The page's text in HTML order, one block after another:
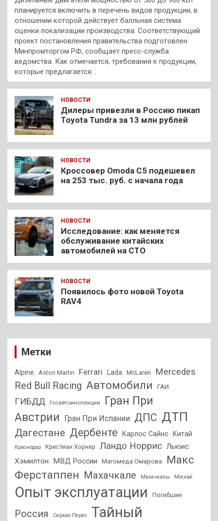
планируется включить в перечень видов продукции, в
отношении которой действует балльная система
оценки локализации производства. Соответствующий
проект постановления правительства подготовлен
Минпромторгом РФ, сообщает пресс-служба
ведомства. Как отмечается, требования к продукции,
которые предлагается…
НОВОСТИ
Дилеры привезли в Россию пикап
Toyota Tundra за 13 млн рублей
НОВОСТИ
Кроссовер Omoda C5 подешевел
на 253 тыс. руб. с начала года
НОВОСТИ
Исследование: как меняется
обслуживание китайских
автомобилей на СТО
НОВОСТИ
Появилось фото новой Toyota
RAV4
Метки
Alpine Aston Martin Ferrari Lada McLaren Mercedes
Red Bull Racing Автомобили ГАИ
ГИБДД Госавтоинспекции
Гран При
Австрии
Гран При Испании ДПС ДТП
Дагестане Дербенте Карлос Сайнс Китай
Краснодар Кристиан Хорнер Ландо Норрис Льюис
Хэмилтон
МВД России Магомеда Омарова
Макс
Ферстаппен Махачкале Махачкалы Москве
Опыт эксплуатации Погибшие
Россия Серхио Перес
Тайный